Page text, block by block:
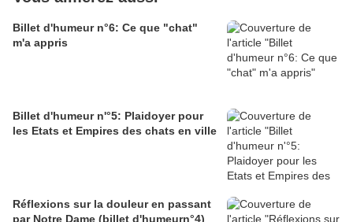
Billet d'humeur n°6: Ce que "chat"
m'a appris
Billet d'humeur n'°5: Plaidoyer pour
les Etats et Empires des chats en ville
Réflexions sur la douleur en passant
par Notre Dame (billet d'humeurn°4)